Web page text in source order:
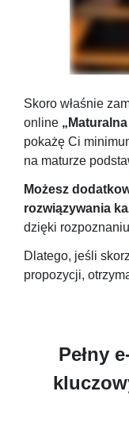
Skoro właśnie
online
pokażę Ci
na maturze
Możesz
rozwiązywania
dzięki
Dlatego, jeśli
propozycji,
Pełny